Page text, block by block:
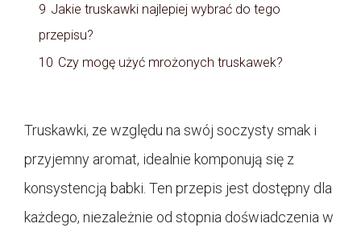
9 Jakie truskawki najlepiej wybrać do tego
przepisu?
10 Czy mogę użyć mrożonych truskawek?
Truskawki, ze względu na swój soczysty smak i
przyjemny aromat, idealnie komponują się z
konsystencją babki. Ten przepis jest dostępny dla
każdego, niezależnie od stopnia doświadczenia w